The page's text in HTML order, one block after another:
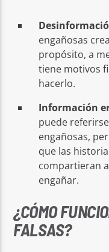
engañosas
propósito, a
tiene motivos
hacerlo.
Información
puede
engañosas,
que las
compartieran
engañar.
¿CÓMO
FALSAS?